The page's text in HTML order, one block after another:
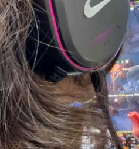
Эдийн засаг
Үзэл бодол
Спорт
Нийгэм
Дэлхий
Энтертайнмэнт